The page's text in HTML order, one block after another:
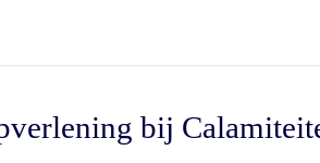
bij